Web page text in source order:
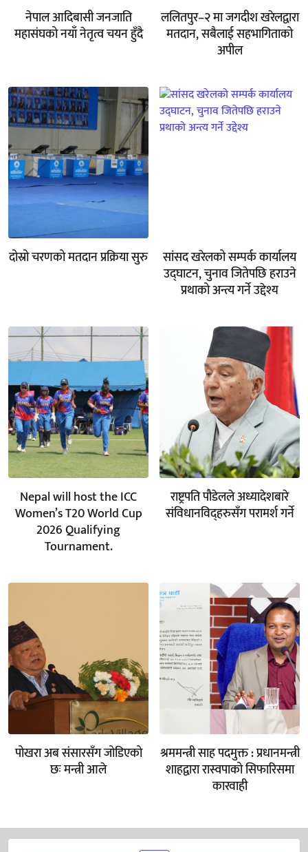
नेपाल आदिबासी जनजाति
महासंघको नयाँ नेतृत्व चयन हुँदै
ललितपुर–२ मा जगदीश खरेलद्वारा
मतदान, सबैलाई सहभागिताको
अपील
दोस्रो चरणको मतदान प्रक्रिया सुरु
सांसद खरेलको सम्पर्क कार्यालय
उद्घाटन, चुनाव जितेपछि हराउने
प्रथाको अन्त्य गर्ने उद्देश्य
Nepal will host the ICC
Women’s T20 World Cup
2026 Qualifying
Tournament.
राष्ट्रपति पौडेलले अध्यादेशबारे
संविधानविद्हरुसँग परामर्श गर्ने
पोखरा अब संसारसँग जोडिएको
छः मन्त्री आले
श्रममन्त्री साह पदमुक्त : प्रधानमन्त्री
शाहद्वारा रास्वपाको सिफारिसमा
कारवाही